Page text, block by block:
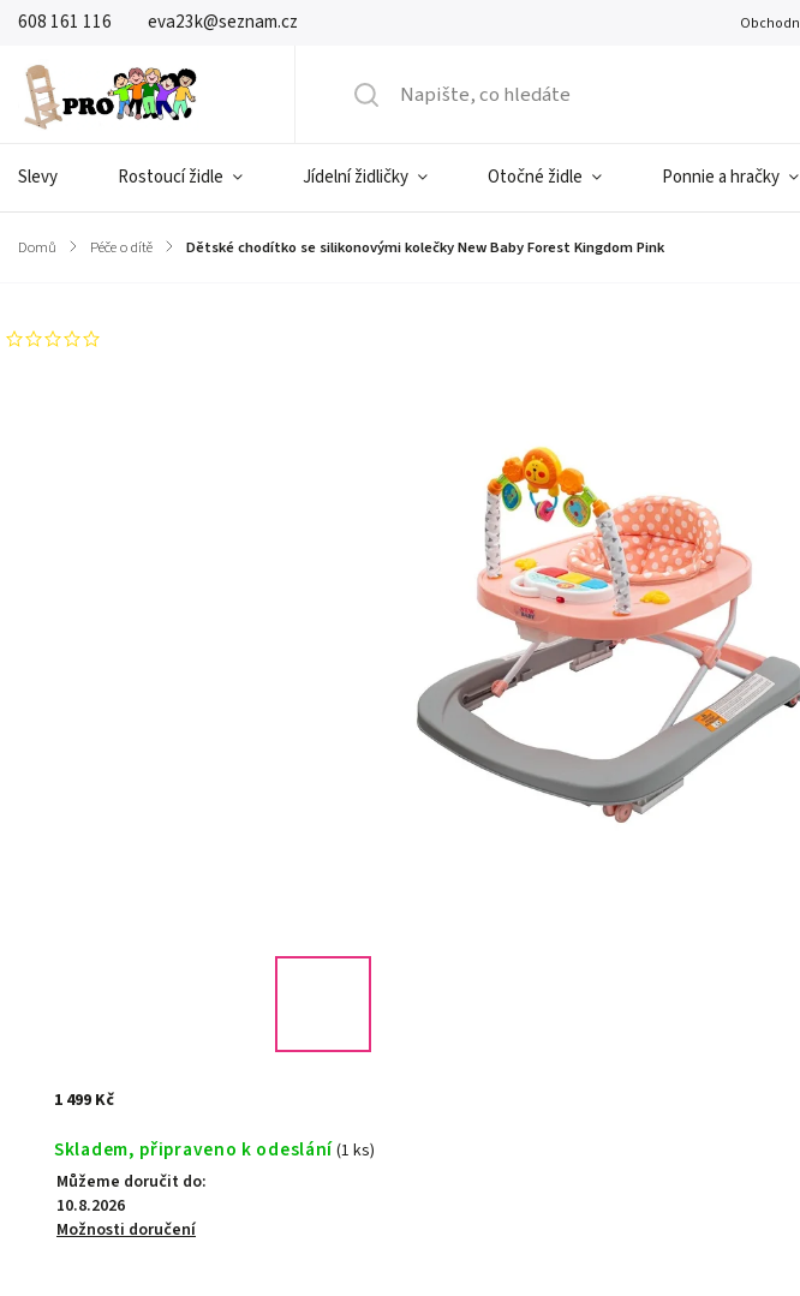
608 161 116 eva23k@seznam.cz
Slevy Rostoucí židle Jídelní židličky Otočné židle Ponnie a hračky
Domů / Péče o dítě / Dětské chodítko se silikonovými kolečky New Baby Forest Kingdom Pink
1 499 Kč
Skladem, připraveno k odeslání(1 ks)
Můžeme doručit do:
10.8.2026
Možnosti doručení